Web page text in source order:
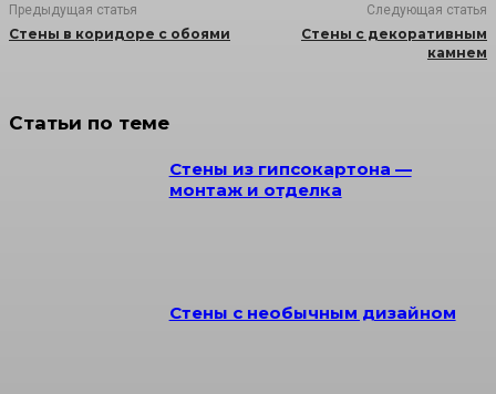
Предыдущая статья
Стены в коридоре с обоями
Следующая статья
Стены с декоративным
камнем
Статьи по теме
Стены из гипсокартона —
монтаж и отделка
Стены с необычным дизайном